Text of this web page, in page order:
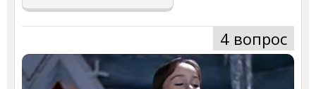
4 вопрос